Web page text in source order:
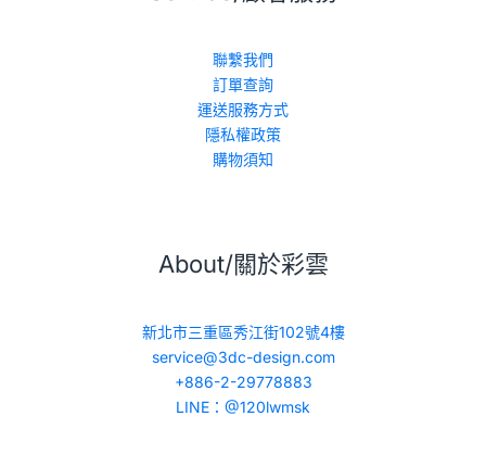
聯繫我們
訂單查詢
運送服務方式
隱私權政策
購物須知
About/關於彩雲
新北市三重區秀江街102號4樓
service@3dc-design.com
+886-2-29778883
LINE：@120lwmsk